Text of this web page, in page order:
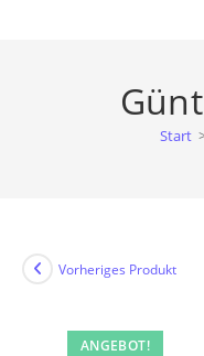
Start
ANGEBOT!
Vorheriges Produkt